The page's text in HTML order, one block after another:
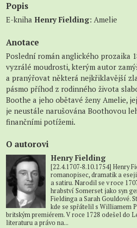
Popis
E-kniha Henry Fielding: Amelie
Anotace
Poslední román anglického prozaika
vyzrálé moudrosti, kterým autor
a pranýřovat některá nejkřiklavější
pásmo příhod z rodinného života
Boothe a jeho obětavé ženy Amelie,
je neustále narušována Boothovou
finančními potížemi.
O autorovi
Henry Fielding
[22.4.1707-8.10.1754] Henry
romanopisec, dramatik a
a satiru. Narodil se v roce
hrabství Somerset jako syn
Fieldinga a Sarah Gouldové.
kde se spřátelil s Williamem
britským premiérem. V roce 1728 odešel do
literaturu a právo na...